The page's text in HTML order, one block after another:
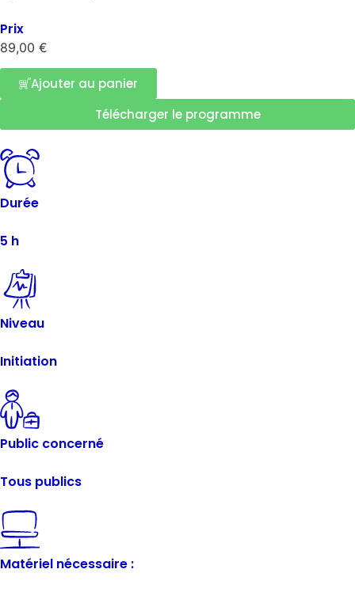
Prix
89,00 €
Ajouter au panier
Télécharger le programme
Durée
5 h
Niveau
Initiation
Public concerné
Tous publics
Matériel nécessaire :